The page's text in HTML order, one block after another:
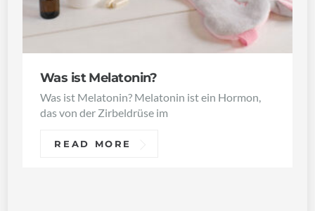
Was ist Melatonin?
Was ist Melatonin? Melatonin ist ein Hormon,
das von der Zirbeldrüse im
READ MORE